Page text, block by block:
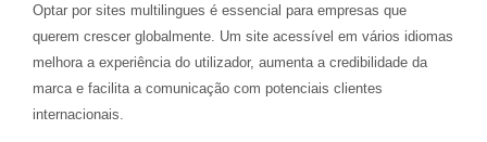
Optar por sites multilingues é essencial para empresas que
querem crescer globalmente. Um site acessível em vários idiomas
melhora a experiência do utilizador, aumenta a credibilidade da
marca e facilita a comunicação com potenciais clientes
internacionais.